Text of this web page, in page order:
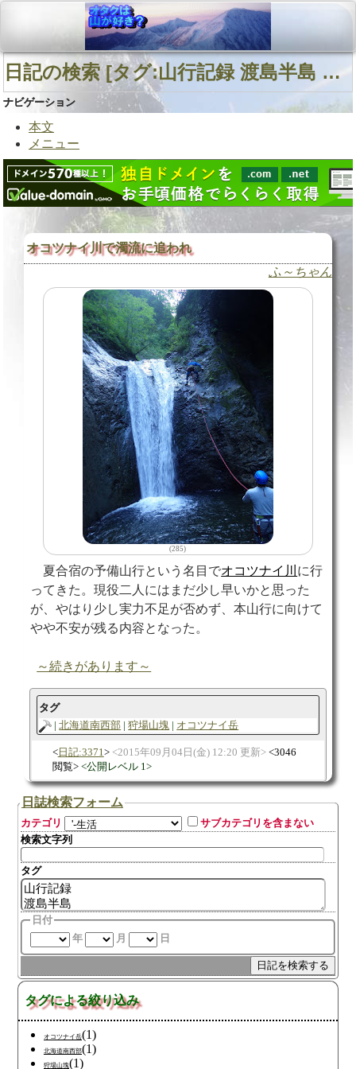
日記の検索 [タグ:山行記録 渡島半島 夏合宿 オコツナイ川] 01～01(01件中)
ナビゲーション
本文
メニュー
オコツナイ川で濁流に追われ
ふ～ちゃん
(285)
夏合宿の予備山行という名目でオコツナイ川 に行
ってきた。現役二人にはまだ少し早いかと思った
が、やはり少し実力不足が否めず、本山行に向けて
やや不安が残る内容となった。
～続きがあります～
タグ
北海道南西部
狩場山塊 オコツナイ岳
日記:3371 2015年09月04日(金) 12:20 更新
3046
閲覧
公開レベル 1
日誌検索フォーム
カテゴリ
サブカテゴリを含まない
検索文字列
タグ
日付
年
月 日
タグによる絞り込み
オコツナイ岳(1)
北海道南西部(1)
狩場山塊(1)